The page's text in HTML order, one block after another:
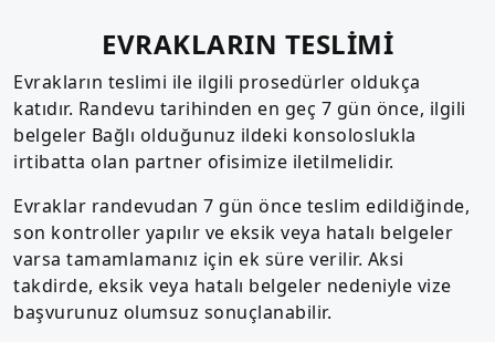
EVRAKLARIN TESLİMİ
Evrakların teslimi ile ilgili prosedürler oldukça
katıdır. Randevu tarihinden en geç 7 gün önce, ilgili
belgeler Bağlı olduğunuz ildeki konsoloslukla
irtibatta olan partner ofisimize iletilmelidir.
Evraklar randevudan 7 gün önce teslim edildiğinde,
son kontroller yapılır ve eksik veya hatalı belgeler
varsa tamamlamanız için ek süre verilir. Aksi
takdirde, eksik veya hatalı belgeler nedeniyle vize
başvurunuz olumsuz sonuçlanabilir.